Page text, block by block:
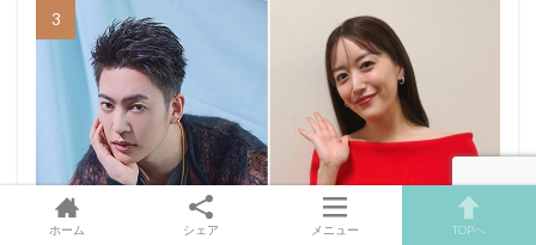
ホーム シェア メニュー TOPへ